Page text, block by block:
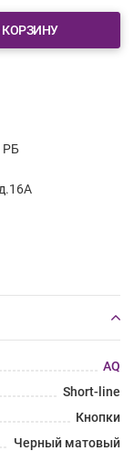
КОРЗИНУ
РБ
AQ
Short-line
Кнопки
Черный матовый